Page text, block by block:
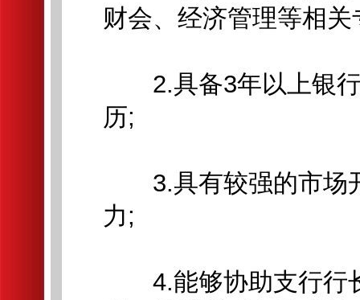
财会、经济管理等相
2.具备3年以上银行
历;
3.具有较强的市场
力;
4.能够协助支行行